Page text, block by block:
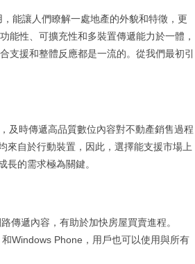
能讓人們瞭解一處地產的外貌和特徵，更
能性、可擴充性和多裝置傳遞能力於一體，
支援和整體反應都是一流的。從我們最初引
及時傳遞高品質數位內容對不動產銷售過程
來自於行動裝置，因此，選擇能支援市場上
的需求極為關鍵。
傳遞內容，有助於加快房屋買賣進程。
Windows Phone，用戶也可以使用與所有